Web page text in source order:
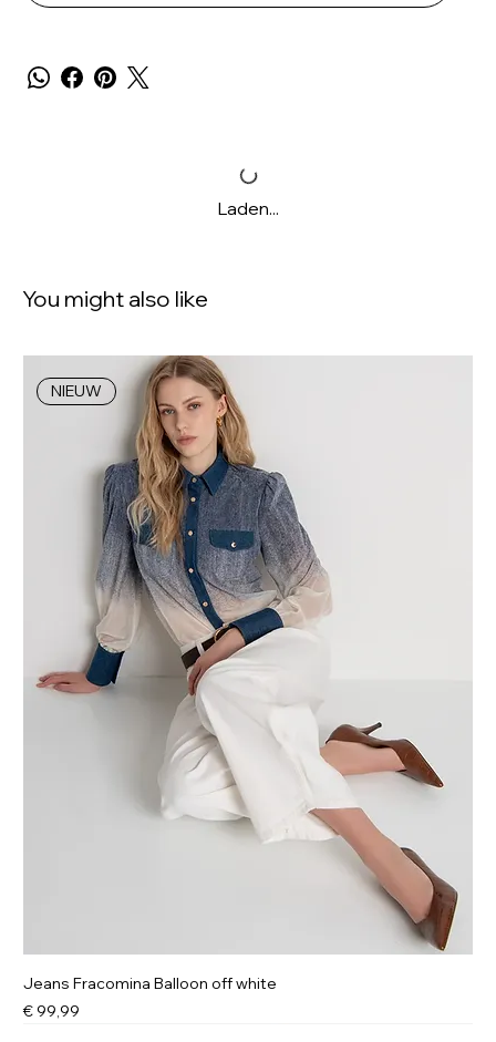
Laden...
You might also like
NIEUW
Jeans Fracomina Balloon off white
Prijs
€ 99,99